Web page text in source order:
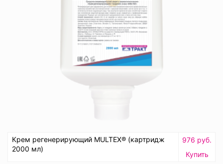
Крем регенерирующий MULTEX® (картридж
2000 мл)
976 руб.
Купить